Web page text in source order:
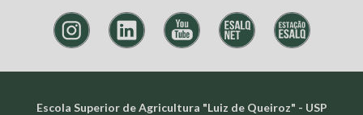
Escola Superior de Agricultura "Luiz de Queiroz" - USP